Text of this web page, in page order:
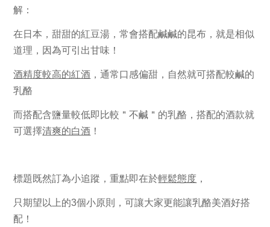
解：
在日本，甜甜的紅豆湯，常會搭配鹹鹹的昆布，就是相似
道理，因為可引出甘味！
酒精度較高的紅酒 ，通常口感偏甜，自然就可搭配較鹹的
乳酪
而搭配含鹽量較低即比較＂不鹹 ＂ 的乳酪，搭配的酒款就
可選擇清爽的白酒 ！
標題既然訂為小追蹤 ，重點即在於輕鬆態度 ，
只期望以上的3個小原則，可讓大家更能讓乳酪美酒好搭
配！